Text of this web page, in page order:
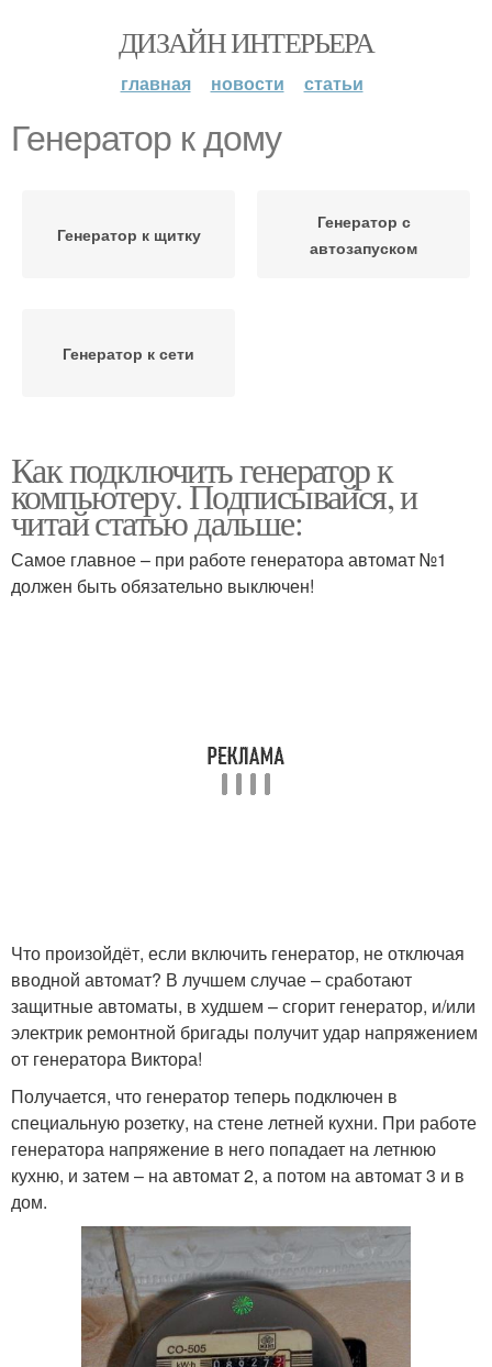
ДИЗАЙН ИНТЕРЬЕРА
главная новости статьи
Генератор к дому
Генератор к щитку
Генератор с
автозапуском
Генератор к сети
Как подключить генератор к
компьютеру. Подписывайся, и
читай статью дальше:
Самое главное – при работе генератора автомат №1
должен быть обязательно выключен!
Что произойдёт, если включить генератор, не отключая
вводной автомат? В лучшем случае – сработают
защитные автоматы, в худшем – сгорит генератор, и/или
электрик ремонтной бригады получит удар напряжением
от генератора Виктора!
Получается, что генератор теперь подключен в
специальную розетку, на стене летней кухни. При работе
генератора напряжение в него попадает на летнюю
кухню, и затем – на автомат 2, а потом на автомат 3 и в
дом.